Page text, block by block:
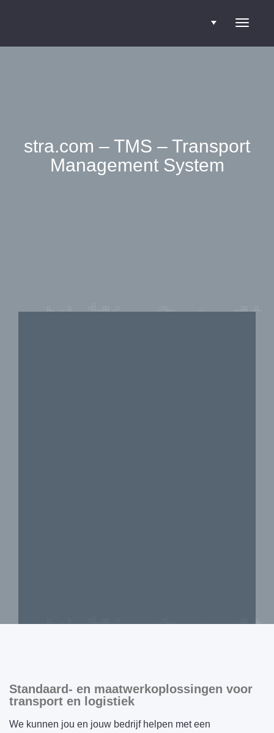
stra.com – TMS – Transport
Management System
Standaard- en maatwerkoplossingen voor
transport en logistiek
We kunnen jou en jouw bedrijf helpen met een